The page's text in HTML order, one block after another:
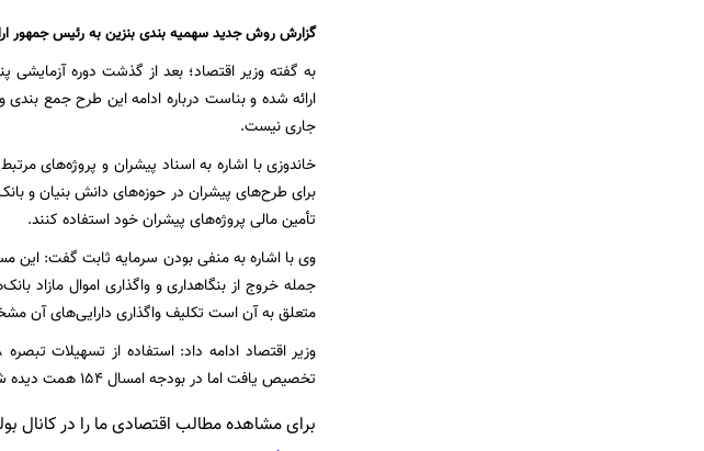
گزارش روش جدید سهمیه بندی بنزین به رئیس جمهور
به گفته وزیر اقتصاد؛ بعد از گذشت دوره
ارائه شده و بناست درباره ادامه این طرح جمع
جاری نیست.
برای طرح‌های پیشران در حوزه‌های دانش بنیان و
تأمین مالی پروژه‌های پیشران خود استفاده کنند.
وی با اشاره به منفی بودن سرمایه ثابت گفت: این
جمله خروج از بنگاهداری و واگذاری اموال مازاد
متعلق به آن است تکلیف واگذاری دارایی‌های آن
تخصیص یافت اما در بودجه امسال ۱۵۴ همت دیده شده ولی باید دید این ارقام تا چه حد تخصیص خواهد یافت.
برای مشاهده مطالب اقتصادی ما را در کانال